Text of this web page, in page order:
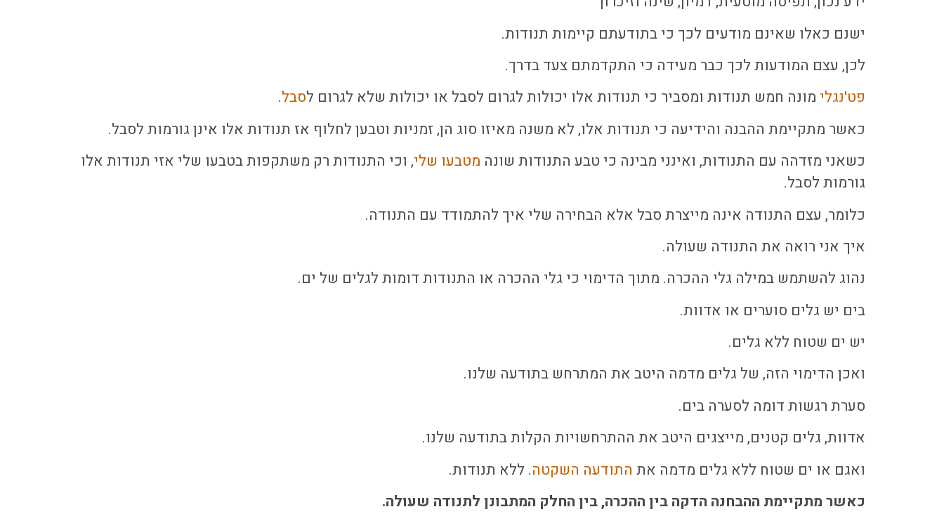
ישנם כאלו שאינם מודעים לכך כי בתודעתם קיימות תנודות.
לכן, עצם המודעות לכך כבר מעידה כי התקדמתם צעד בדרך.
פט'נגלי מונה חמש תנודות ומסביר כי תנודות אלו יכולות לגרום לסבל או יכולות שלא לגרום לסבל.
כאשר מתקיימת ההבנה והידיעה כי תנודות אלו, לא משנה מאיזו סוג הן, זמניות וטבען לחלוף אז תנודות אלו אינן גורמות לסבל.
כשאני מזדהה עם התנודות, ואינני מבינה כי טבע התנודות שונה מטבעו שלי, וכי התנודות רק משתקפות בטבעו שלי אזי תנודות אלו
גורמות לסבל.
כלומר, עצם התנודה אינה מייצרת סבל אלא הבחירה שלי איך להתמודד עם התנודה.
איך אני רואה את התנודה שעולה.
נהוג להשתמש במילה גלי ההכרה. מתוך הדימוי כי גלי ההכרה או התנודות דומות לגלים של ים.
בים יש גלים סוערים או אדוות.
יש ים שטוח ללא גלים.
ואכן הדימוי הזה, של גלים מדמה היטב את המתרחש בתודעה שלנו.
סערת רגשות דומה לסערה בים.
אדוות, גלים קטנים, מייצגים היטב את ההתרחשויות הקלות בתודעה שלנו.
ואגם או ים שטוח ללא גלים מדמה את התודעה השקטה. ללא תנודות.
כאשר מתקיימת ההבחנה הדקה בין ההכרה, בין החלק המתבונן לתנודה שעולה.